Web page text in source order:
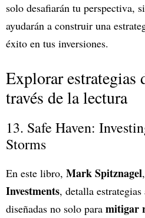
solo desafiarán tu perspectiva,
ayudarán a construir una
éxito en tus inversiones.
Explorar estrategias
través de la lectura
13. Safe Haven:
Storms
En este libro, Mark Spitznagel
Investments, detalla
diseñadas no solo para mitigar